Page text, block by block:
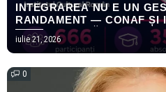
INTEGRAREA NU E UN
RANDAMENT — CONAF ȘI
REZULTATE MĂSURABILE
EMPOWERING HOPE
iulie 21, 2026
0